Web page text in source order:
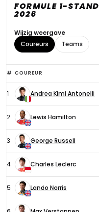
FORMULE 1-STAND
2026
Wijzig weergave
Coureurs
Teams
Top
6
coureurs
# COUREUR
1 Andrea Kimi Antonelli
2 Lewis Hamilton
3 George Russell
4 Charles Leclerc
5 Lando Norris